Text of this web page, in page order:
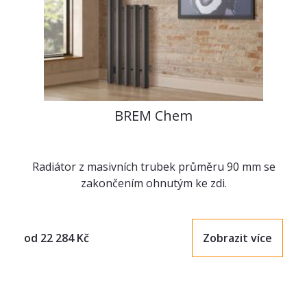
BREM Chem
Radiátor z masivních trubek průměru 90 mm se
zakončením ohnutým ke zdi.
od 22 284 Kč Zobrazit více